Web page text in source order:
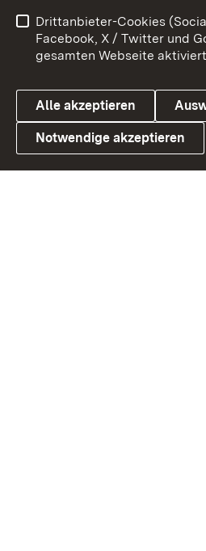
Link zum Landesportal
Benutzungshinweise
Datenschutz
Drittanbieter-Cookies
Facebook, X / Twitter und
gesamten Webseite
Alle akzeptieren
Notwendige akzeptieren